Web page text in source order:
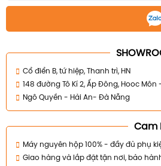
Cổ điển B, tứ hiệp, Thanh trì, HN
148 đường Tô Kí 2, Ấp Đông, Hooc Môn
Ngô Quyền - Hải An- Đà Nẵng
Cam
Máy nguyên hộp 100% - đầy đủ phụ
Giao hàng và lắp đặt tận nơi, bảo